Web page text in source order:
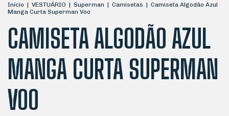
Início | VESTUÁRIO | Superman | Camisetas | Camiseta Algodão Azul
Manga Curta Superman Voo
CAMISETA ALGODÃO AZUL
MANGA CURTA SUPERMAN
VOO